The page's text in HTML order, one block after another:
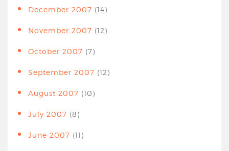
December 2007 (14)
November 2007 (12)
October 2007 (7)
September 2007 (12)
August 2007 (10)
July 2007 (8)
June 2007 (11)